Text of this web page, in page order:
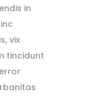
in
vix
tincidunt